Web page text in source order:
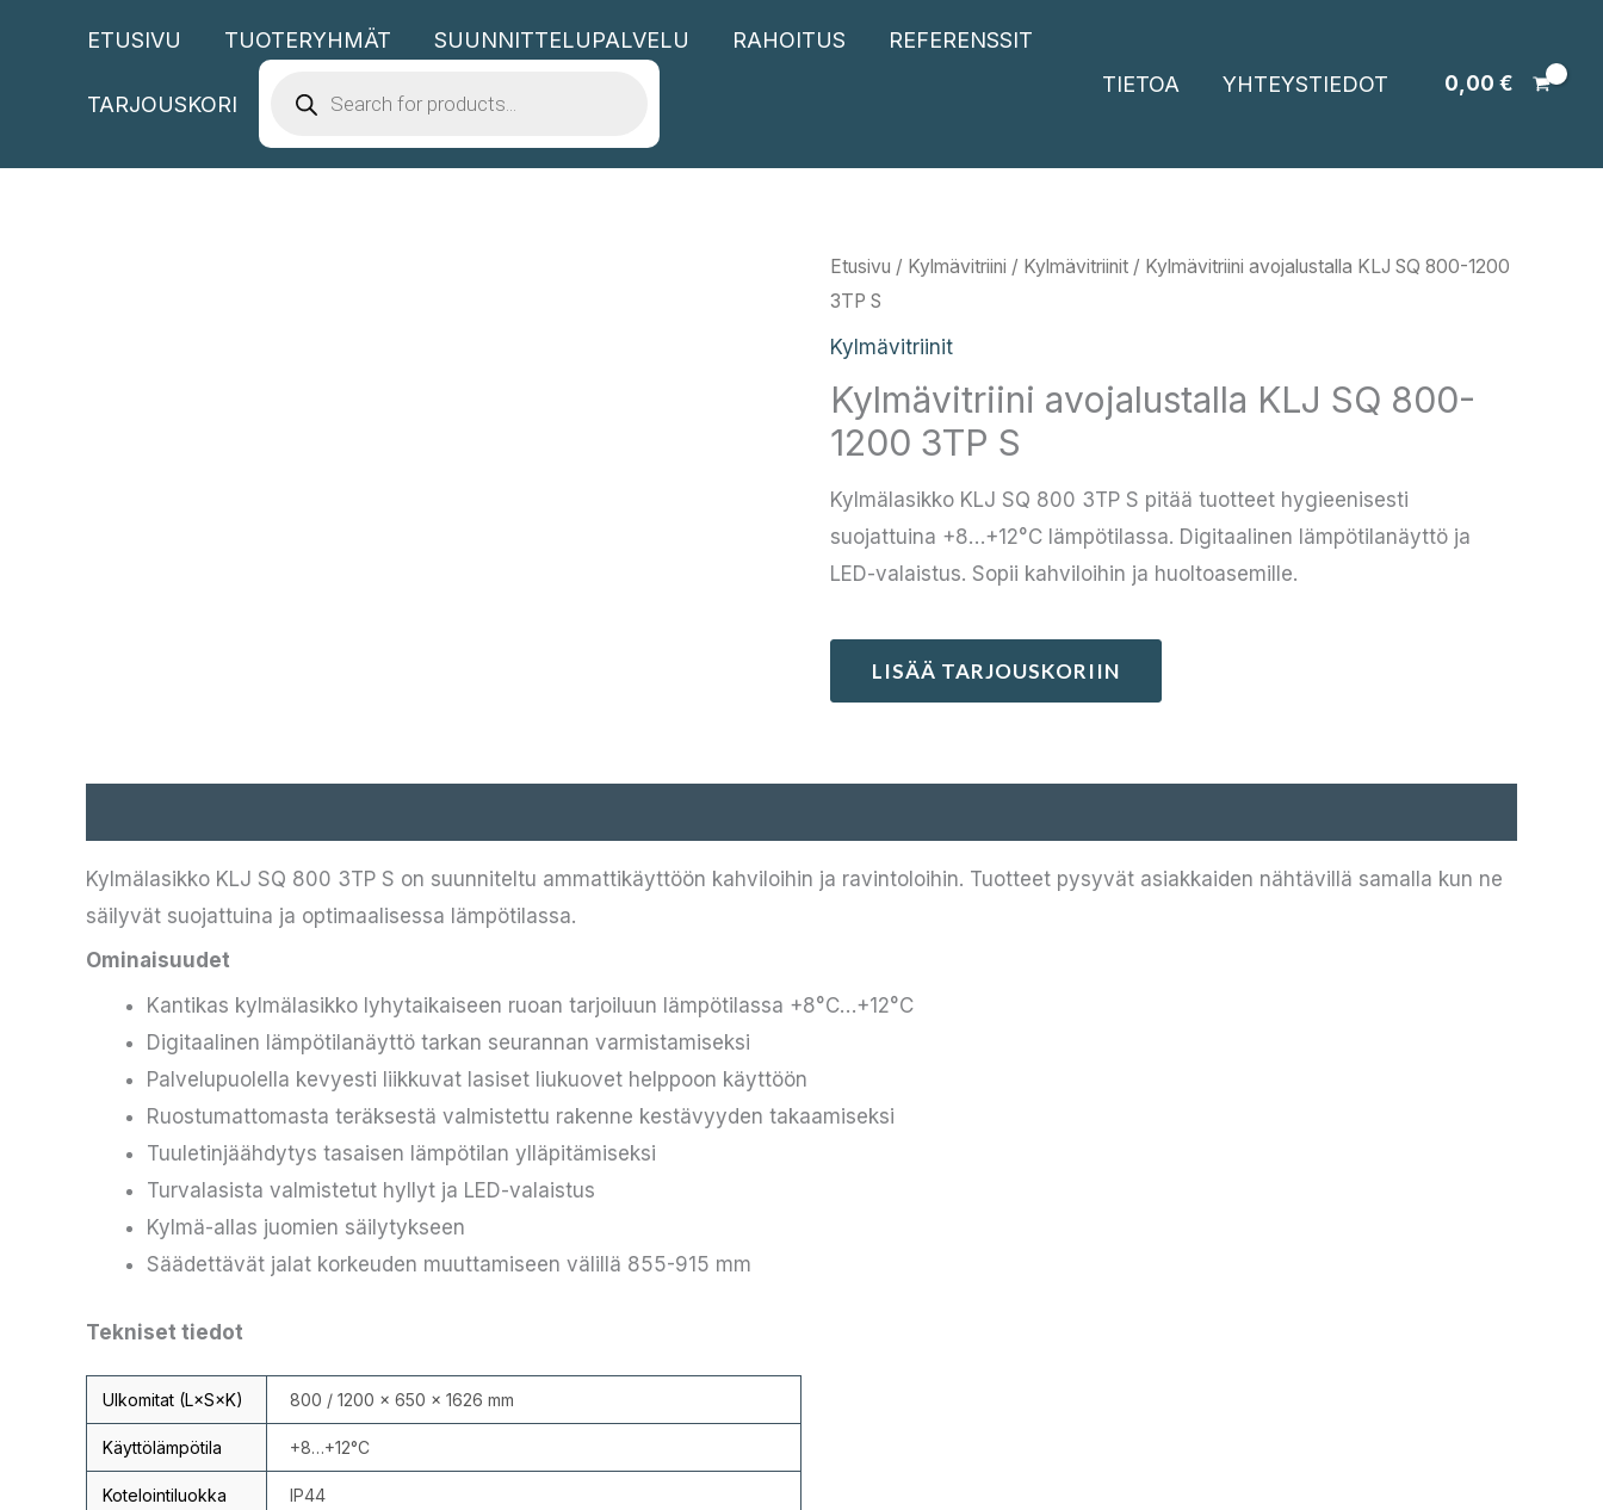
ETUSIVU TUOTERYHMÄT SUUNNITTELUPALVELU RAHOITUS REFERENSSIT
TARJOUSKORI
SEARCH
TIETOA YHTEYSTIEDOT 0,00 €
Etusivu / Kylmävitriini / Kylmävitriinit / Kylmävitriini avojalustalla KLJ SQ 800-1200
3TP S
Kylmävitriinit
Kylmävitriini avojalustalla KLJ SQ 800-
1200 3TP S
Kylmälasikko KLJ SQ 800 3TP S pitää tuotteet hygieenisesti
suojattuina +8…+12°C lämpötilassa. Digitaalinen lämpötilanäyttö ja
LED-valaistus. Sopii kahviloihin ja huoltoasemille.
LISÄÄ TARJOUSKORIIN
Kylmälasikko KLJ SQ 800 3TP S on suunniteltu ammattikäyttöön kahviloihin ja ravintoloihin. Tuotteet pysyvät asiakkaiden nähtävillä samalla kun ne
säilyvät suojattuina ja optimaalisessa lämpötilassa.
Ominaisuudet
Kantikas kylmälasikko lyhytaikaiseen ruoan tarjoiluun lämpötilassa +8°C…+12°C
Digitaalinen lämpötilanäyttö tarkan seurannan varmistamiseksi
Palvelupuolella kevyesti liikkuvat lasiset liukuovet helppoon käyttöön
Ruostumattomasta teräksestä valmistettu rakenne kestävyyden takaamiseksi
Tuuletinjäähdytys tasaisen lämpötilan ylläpitämiseksi
Turvalasista valmistetut hyllyt ja LED-valaistus
Kylmä-allas juomien säilytykseen
Säädettävät jalat korkeuden muuttamiseen välillä 855-915 mm
Tekniset tiedot
Ulkomitat (L×S×K) 800 / 1200 × 650 × 1626 mm
Käyttölämpötila +8…+12°C
Kotelointiluokka IP44